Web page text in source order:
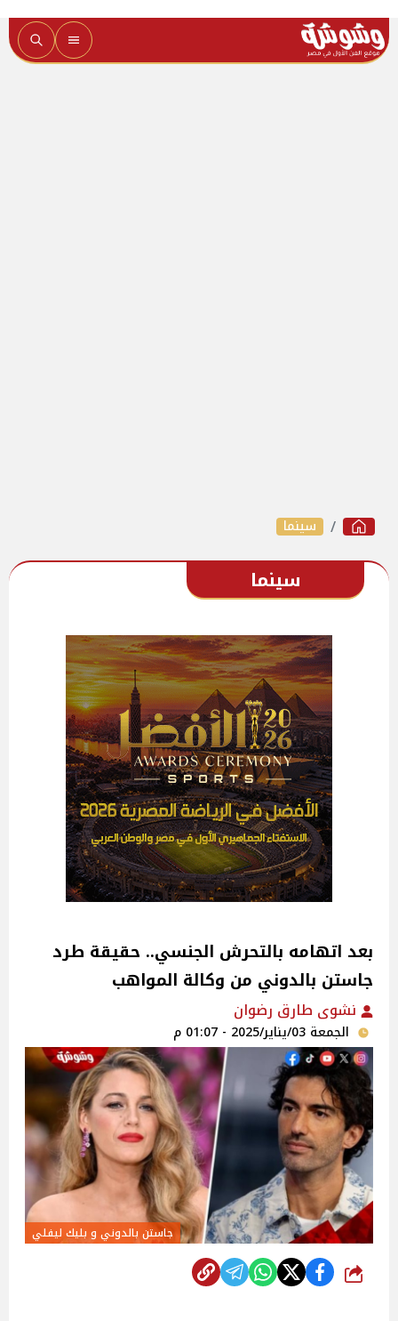
سينما
سينما
بعد اتهامه بالتحرش الجنسي.. حقيقة طرد
جاستن بالدوني من وكالة المواهب
نشوى طارق رضوان
الجمعة 03/يناير/2025 - 01:07 م
جاستن بالدوني و بليك ليفلي
شارك